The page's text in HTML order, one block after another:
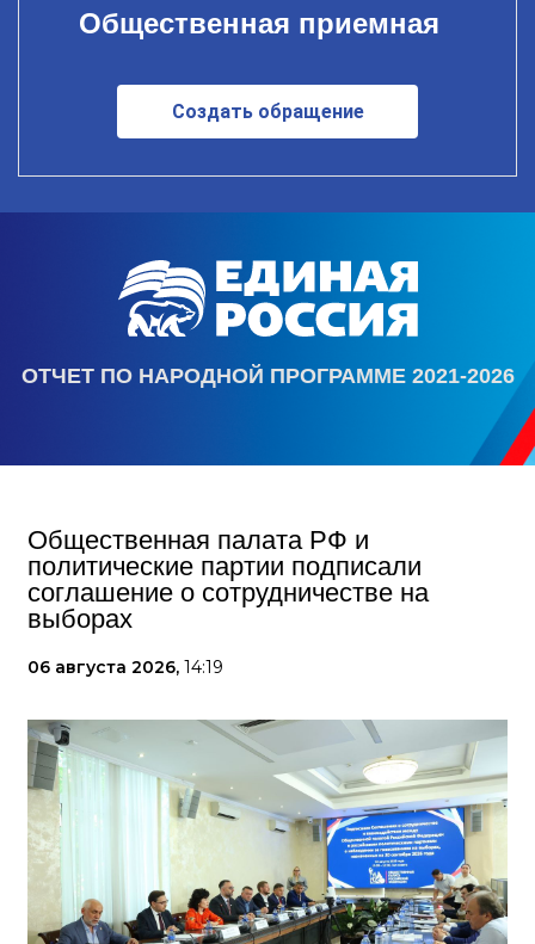
Общественная приемная
Создать обращение
ОТЧЕТ ПО НАРОДНОЙ ПРОГРАММЕ 2021-2026
Общественная палата РФ и
политические партии подписали
соглашение о сотрудничестве на
выборах
06 августа 2026, 14:19